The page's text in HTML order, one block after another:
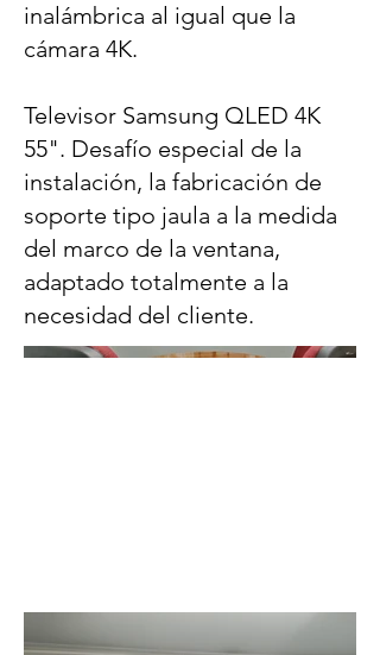
inalámbrica al igual que la
cámara 4K.
Televisor Samsung QLED 4K
55". Desafío especial de la
instalación, la fabricación de
soporte tipo jaula a la medida
del marco de la ventana,
adaptado totalmente a la
necesidad del cliente.